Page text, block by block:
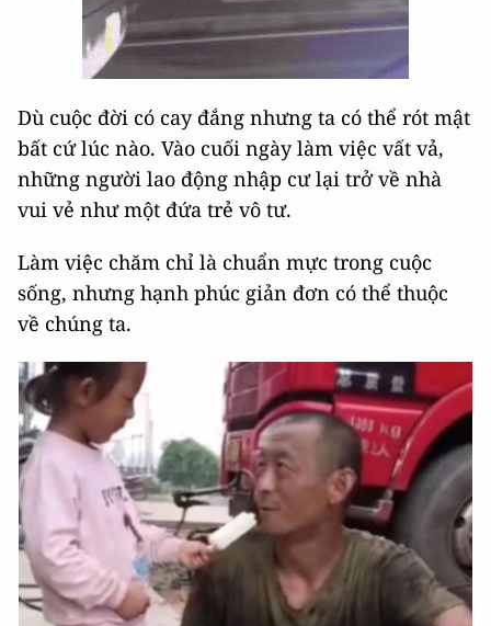
Dù cuộc đời có cay đắng nhưng ta có thể rót mật
bất cứ lúc nào. Vào cuối ngày làm việc vất vả,
những người lao động nhập cư lại trở về nhà
vui vẻ như một đứa trẻ vô tư.
Làm việc chăm chỉ là chuẩn mực trong cuộc
sống, nhưng hạnh phúc giản đơn có thể thuộc
về chúng ta.